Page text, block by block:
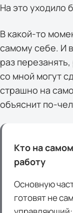
На это уходило
В какой-то
самому себе. И
раз
со мной могут
страшно на
объяснит по-
Кто на
работу
Основную
готовят не